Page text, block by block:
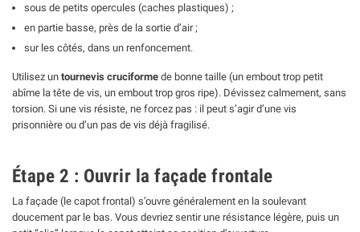
sous de petits opercules (caches plastiques) ;
en partie basse, près de la sortie d’air ;
sur les côtés, dans un renfoncement.
Utilisez un tournevis cruciforme de bonne taille (un embout trop petit
abîme la tête de vis, un embout trop gros ripe). Dévissez calmement, sans
torsion. Si une vis résiste, ne forcez pas : il peut s’agir d’une vis
prisonnière ou d’un pas de vis déjà fragilisé.
Étape 2 : Ouvrir la façade frontale
La façade (le capot frontal) s’ouvre généralement en la soulevant
doucement par le bas. Vous devriez sentir une résistance légère, puis un